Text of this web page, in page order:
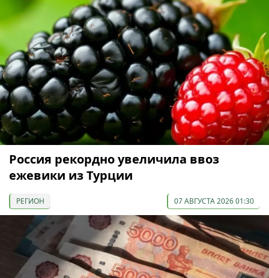
Россия рекордно увеличила ввоз
ежевики из Турции
РЕГИОН 07 АВГУСТА 2026 01:30